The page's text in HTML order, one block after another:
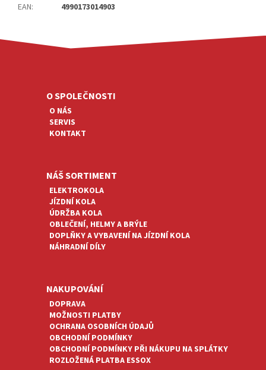
EAN: 4990173014903
O SPOLEČNOSTI
O NÁS
SERVIS
KONTAKT
NÁŠ SORTIMENT
ELEKTROKOLA
JÍZDNÍ KOLA
ÚDRŽBA KOLA
OBLEČENÍ, HELMY A BRÝLE
DOPLŇKY A VYBAVENÍ NA JÍZDNÍ KOLA
NÁHRADNÍ DÍLY
NAKUPOVÁNÍ
DOPRAVA
MOŽNOSTI PLATBY
OCHRANA OSOBNÍCH ÚDAJŮ
OBCHODNÍ PODMÍNKY
OBCHODNÍ PODMÍNKY PŘI NÁKUPU NA SPLÁTKY
ROZLOŽENÁ PLATBA ESSOX